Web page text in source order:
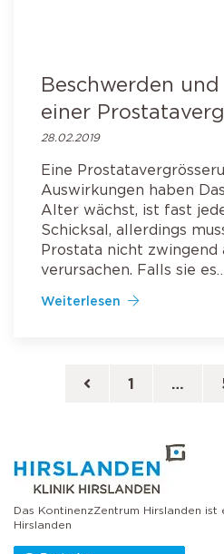
Beschwerden
einer
28.02.2019
Eine
Auswirkungen haben
Alter wächst, ist fast
Schicksal, allerdings
Prostata nicht zwingend
verursachen. Falls sie es…
Weiterlesen
Seitennummerierung
1 …
Das KontinenzZentrum Hirslanden ist
Hirslanden